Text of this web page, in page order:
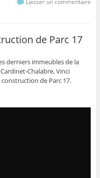
Laisser un commentaire
de Parc 17
derniers immeubles de la
Chalabre, Vinci
de Parc 17.